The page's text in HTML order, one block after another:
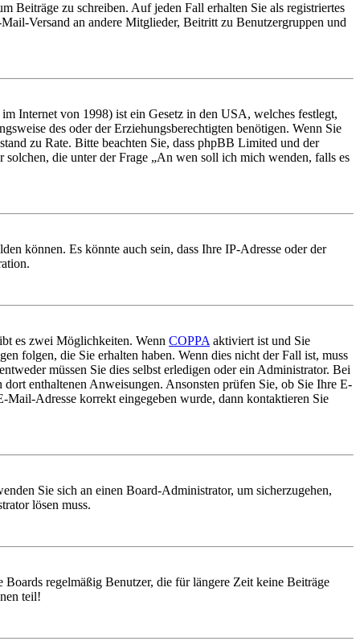
Beiträge zu schreiben. Auf jeden Fall erhalten Sie als registriertes
Versand an andere Mitglieder, Beitritt zu Benutzergruppen und
Internet von 1998) ist ein Gesetz in den USA, welches festlegt,
des oder der Erziehungsberechtigten benötigen. Wenn Sie
zu Rate. Bitte beachten Sie, dass phpBB Limited und der
die unter der Frage „An wen soll ich mich wenden, falls es
können. Es könnte auch sein, dass Ihre IP-Adresse oder der
es zwei Möglichkeiten. Wenn COPPA aktiviert ist und Sie
folgen, die Sie erhalten haben. Wenn dies nicht der Fall ist, muss
müssen Sie dies selbst erledigen oder ein Administrator. Bei
enthaltenen Anweisungen. Ansonsten prüfen Sie, ob Sie Ihre E-
Adresse korrekt eingegeben wurde, dann kontaktieren Sie
Sie sich an einen Board-Administrator, um sicherzugehen,
lösen muss.
regelmäßig Benutzer, die für längere Zeit keine Beiträge
teil!